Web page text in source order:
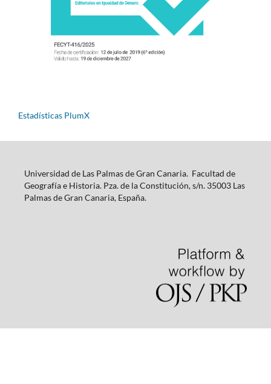
Estadísticas PlumX
Universidad de Las Palmas de Gran Canaria. Facultad de
Geografía e Historia. Pza. de la Constitución, s/n. 35003 Las
Palmas de Gran Canaria, España.